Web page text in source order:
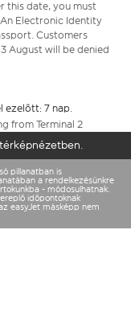
this date, you must
Electronic Identity
Customers
August will be denied
ezelőtt: 7 nap.
from Terminal 2
pillanatban is
a rendelkezésünkre
- módosulhatnak.
időpontoknak
easyJet másképp nem